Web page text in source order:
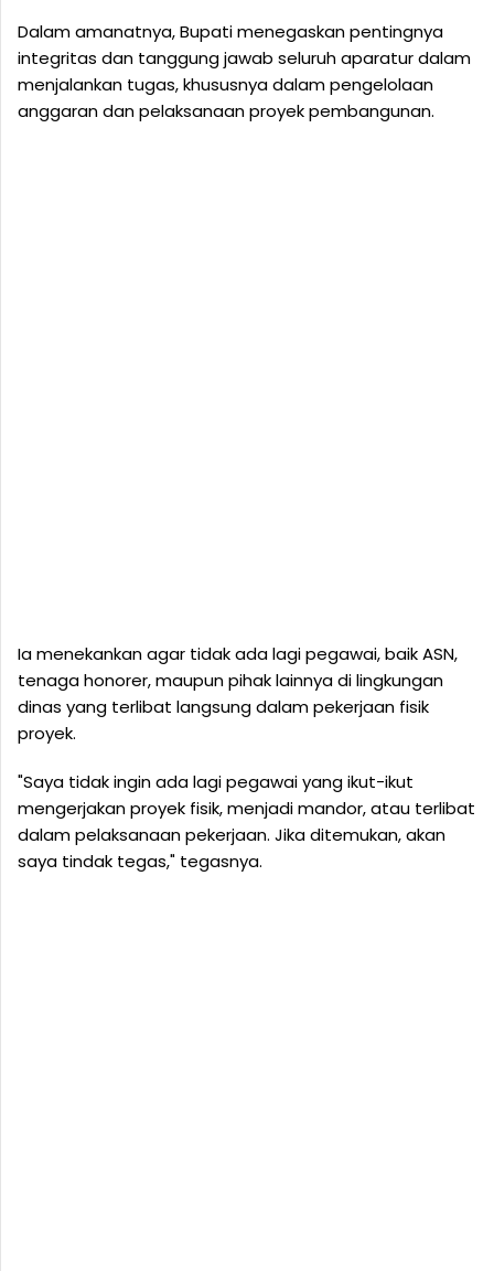
Dalam amanatnya, Bupati menegaskan pentingnya
integritas dan tanggung jawab seluruh aparatur dalam
menjalankan tugas, khususnya dalam pengelolaan
anggaran dan pelaksanaan proyek pembangunan.
Ia menekankan agar tidak ada lagi pegawai, baik ASN,
tenaga honorer, maupun pihak lainnya di lingkungan
dinas yang terlibat langsung dalam pekerjaan fisik
proyek.
"Saya tidak ingin ada lagi pegawai yang ikut-ikut
mengerjakan proyek fisik, menjadi mandor, atau terlibat
dalam pelaksanaan pekerjaan. Jika ditemukan, akan
saya tindak tegas," tegasnya.